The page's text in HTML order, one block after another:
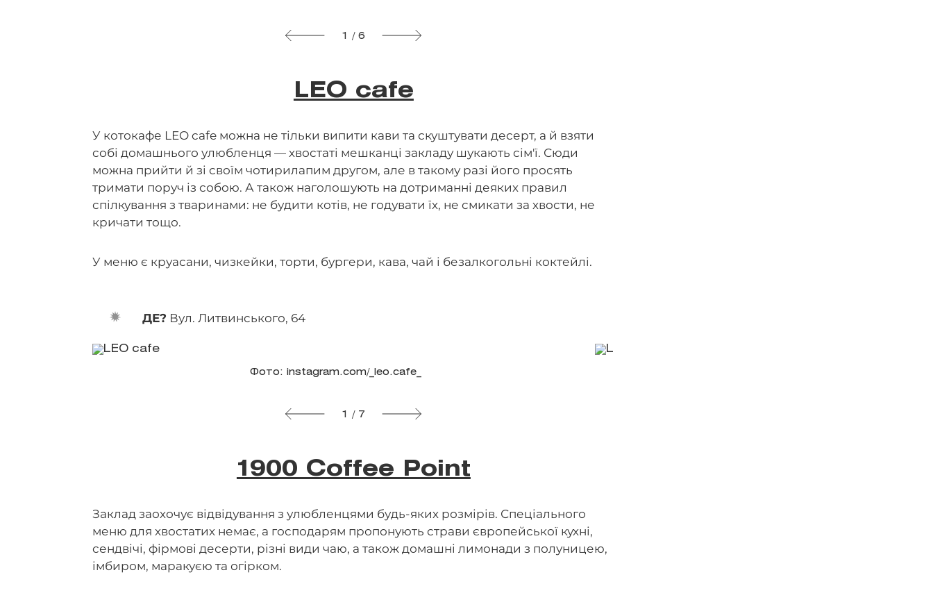
1 / 6
LEO cafe
У котокафе LEO cafe можна не тільки випити кави та скуштувати десерт, а й взяти
собі домашнього улюбленця — хвостаті мешканці закладу шукають сім'ї. Сюди
можна прийти й зі своїм чотирилапим другом, але в такому разі його просять
тримати поруч із собою. А також наголошують на дотриманні деяких правил
спілкування з тваринами: не будити котів, не годувати їх, не смикати за хвости, не
кричати тощо.
У меню є круасани, чизкейки, торти, бургери, кава, чай і безалкогольні коктейлі.
ДЕ? Вул. Литвинського, 64
Фото: instagram.com/_leo.cafe_
1 / 7
1900 Coffee Point
Заклад заохочує відвідування з улюбленцями будь-яких розмірів. Спеціального
меню для хвостатих немає, а господарям пропонують страви європейської кухні,
сендвічі, фірмові десерти, різні види чаю, а також домашні лимонади з полуницею,
імбиром, маракуєю та огірком.